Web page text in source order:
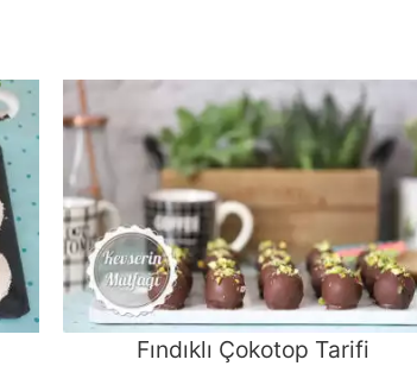
Fındıklı Çokotop Tarifi